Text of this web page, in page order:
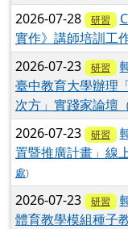
2026-07-28 研習
實作》講師培訓工
2026-07-23 研習
臺中教育大學辦理
次方」實踐家論壇
2026-07-23 研習
置暨推廣計畫」線
處)
2026-07-23 研習
體育教學模組種子